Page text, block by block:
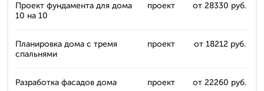
Проект фундамента для дома
10 на 10
проект от 28330 руб.
Планировка дома с тремя
спальнями
проект от 18212 руб.
Разработка фасадов дома проект от 22260 руб.